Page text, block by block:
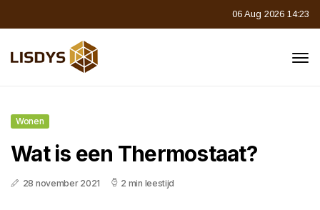
06 Aug 2026 14:23
Wonen
Wat is een Thermostaat?
28 november 2021 2 min leestijd